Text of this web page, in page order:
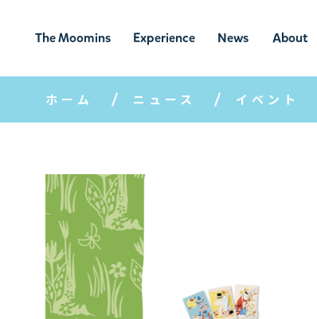
The Moomins
ムーミンの
世界
Experience
ムーミンの世
界を楽しむ
News
ニュ
ース
About
ムーミン
について
ホーム ニュース イベント